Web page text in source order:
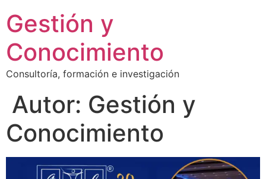
al
contenido
Gestión y
Conocimiento
Consultoría, formación e investigación
Autor: Gestión y
Conocimiento